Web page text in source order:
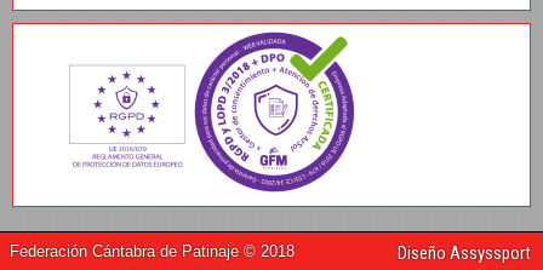
Federación Cántabra de Patinaje © 2018 Diseño Assyssport